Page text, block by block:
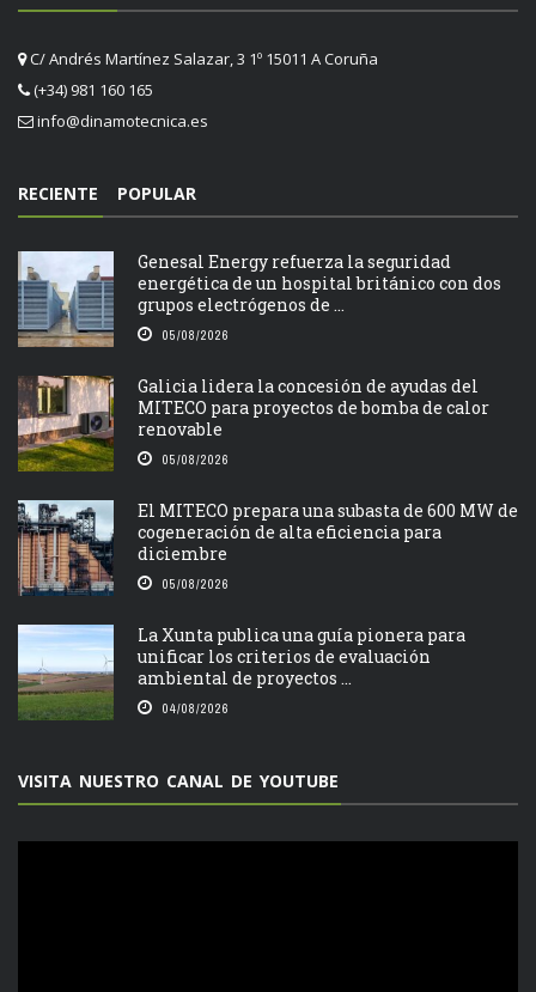
C/ Andrés Martínez Salazar, 3 1º 15011 A Coruña
(+34) 981 160 165
info@dinamotecnica.es
RECIENTE POPULAR
Genesal Energy refuerza la seguridad
energética de un hospital británico con dos
grupos electrógenos de ...
05/08/2026
Galicia lidera la concesión de ayudas del
MITECO para proyectos de bomba de calor
renovable
05/08/2026
El MITECO prepara una subasta de 600 MW de
cogeneración de alta eficiencia para
diciembre
05/08/2026
La Xunta publica una guía pionera para
unificar los criterios de evaluación
ambiental de proyectos ...
04/08/2026
VISITA NUESTRO CANAL DE YOUTUBE